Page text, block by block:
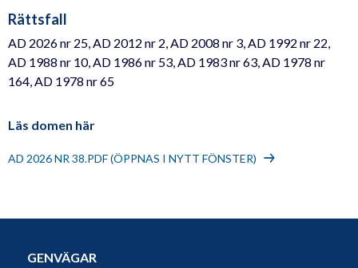
Rättsfall
AD 2026 nr 25, AD 2012 nr 2, AD 2008 nr 3, AD 1992 nr 22,
AD 1988 nr 10, AD 1986 nr 53, AD 1983 nr 63, AD 1978 nr
164, AD 1978 nr 65
Läs domen här
AD 2026 NR 38.PDF (ÖPPNAS I NYTT FÖNSTER)
GENVÄGAR